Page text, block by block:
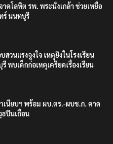
าคโลหิต รพ. พระนั่งเกล้า ช่วยเหยื่อ
ร์ นนทบุรี
สวนแรงจูงใจ เหตุยิงในโรงเรียน
พบเด็กก่อเหตุเครียดเรื่องเรียน
เนียบฯ พร้อม ผบ.ตร.-ผบช.ก. คาด
ธปืนเถื่อน